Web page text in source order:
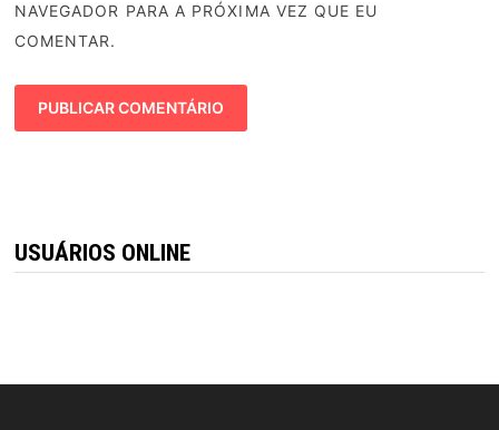
NAVEGADOR PARA A PRÓXIMA VEZ QUE EU
COMENTAR.
USUÁRIOS ONLINE